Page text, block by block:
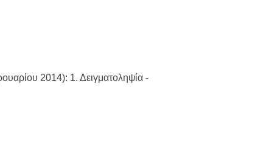
2014): 1. Δειγματοληψία -